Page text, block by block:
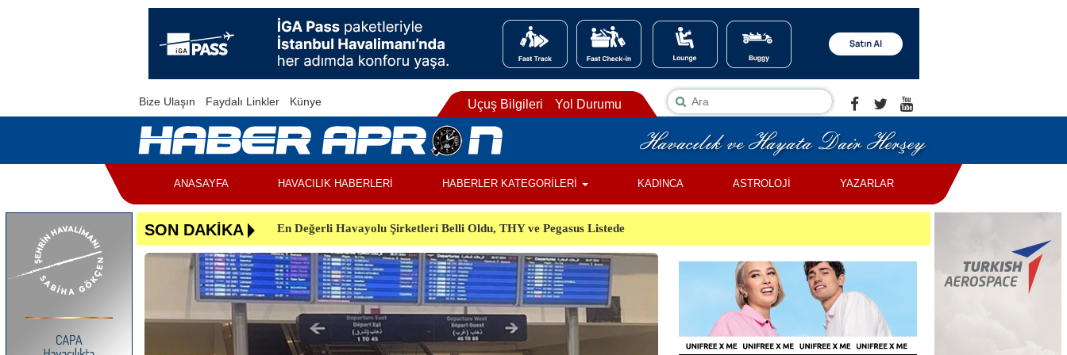
Bize Ulaşın Faydalı Linkler Künye Uçuş Bilgileri Yol Durumu
ANASAYFA HAVACILIK HABERLERİ HABERLER KATEGORİLERİ KADINCA ASTROLOJİ YAZARLAR
SON DAKİKA
En Değerli Havayolu Şirketleri Belli Oldu, THY ve Pegasus Listede
Uçuşlar Aksadı, Almanya’da Havalimanında Şüpheli Cisim Alarmı
Yunanistan’da Orman Yangınında Görevli 2 Helikopter Havada Çarpıştı